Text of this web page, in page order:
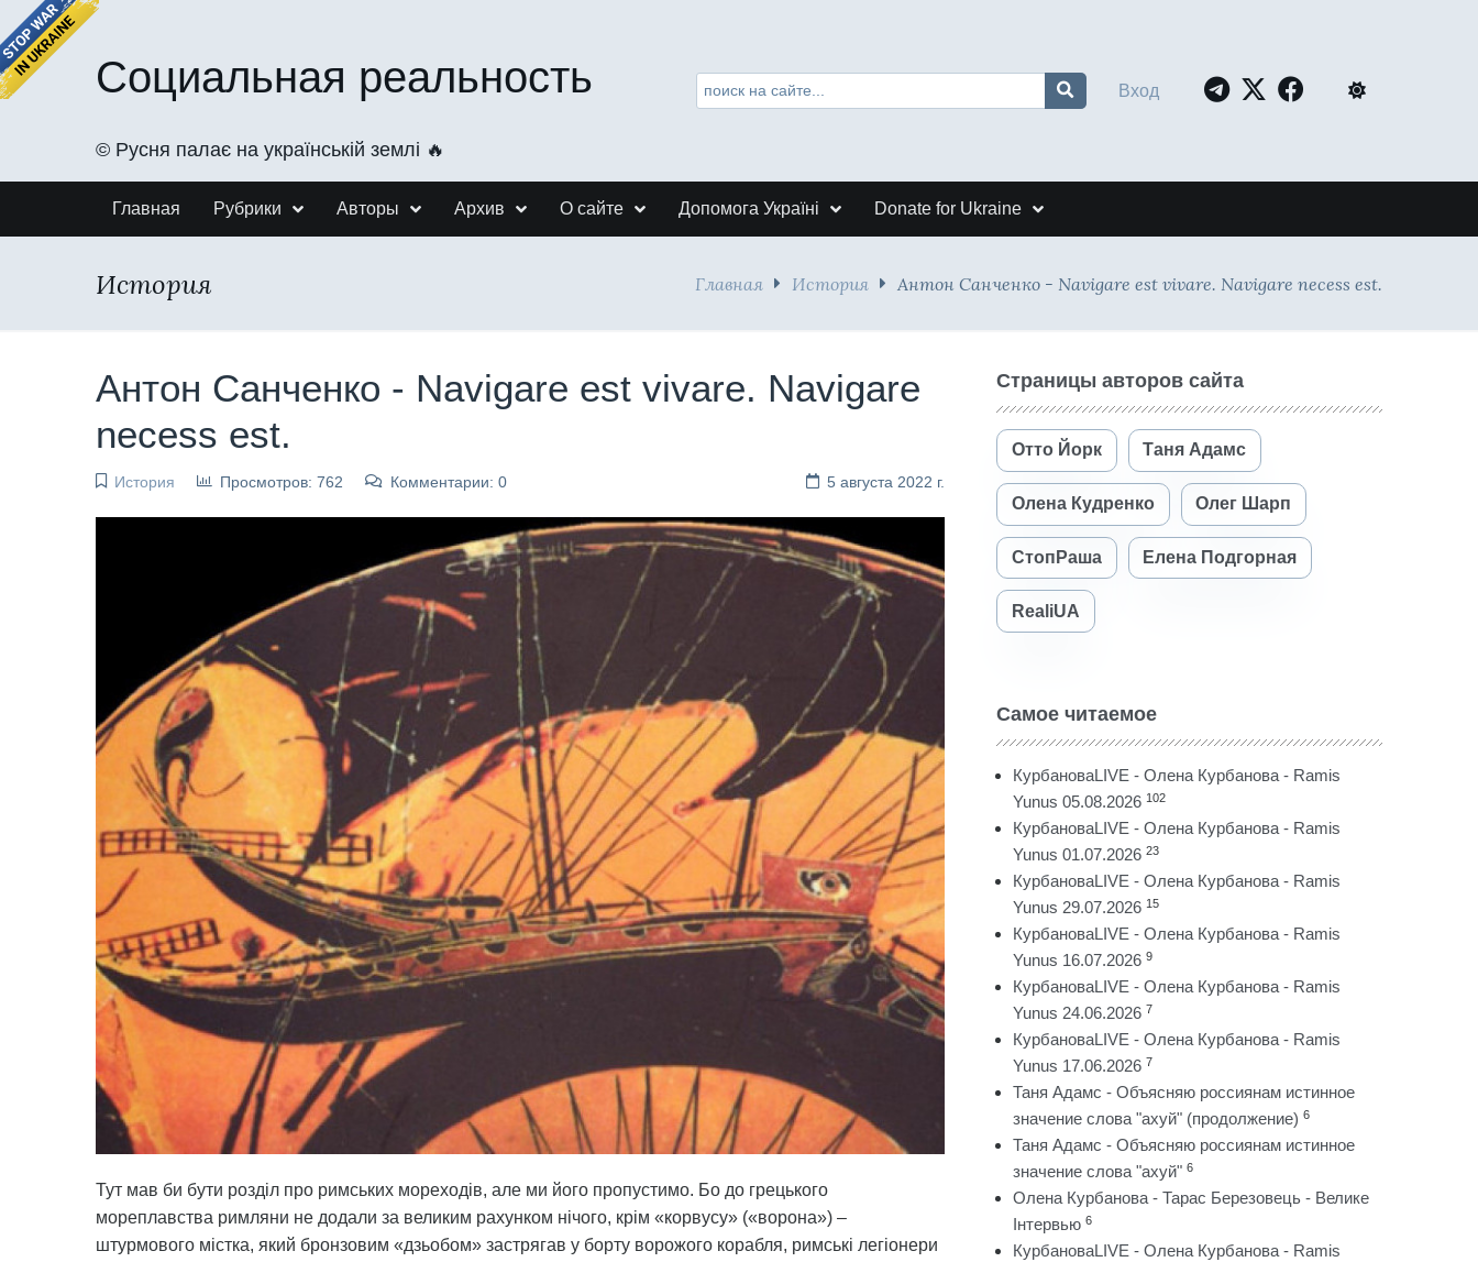
Социальная реальность
©️ Русня палає на українській землі 🔥
Вход
Главная Рубрики Авторы Архив О сайте Допомога Україні Donate for Ukraine
История Главная История Антон Санченко - Navigare est vivare. Navigare necess est.
Антон Санченко - Navigare est vivare. Navigare
necess est.
История Просмотров: 762 Комментарии: 0 5 августа 2022 г.
Тут мав би бути розділ про римських мореходів, але ми його пропустимо. Бо до грецького
мореплавства римляни не додали за великим рахунком нічого, крім «корвусу» («ворона») –
штурмового містка, який бронзовим «дзьобом» застрягав у борту ворожого корабля, римські легіонери
Страницы авторов сайта
Отто Йорк Таня Адамс
Олена Кудренко Олег Шарп
СтопРаша Елена Подгорная
RealiUA
Самое читаемое
КурбановаLIVE - Олена Курбанова - Ramis
Yunus 05.08.2026 102
КурбановаLIVE - Олена Курбанова - Ramis
Yunus 01.07.2026 23
КурбановаLIVE - Олена Курбанова - Ramis
Yunus 29.07.2026 15
КурбановаLIVE - Олена Курбанова - Ramis
Yunus 16.07.2026 9
КурбановаLIVE - Олена Курбанова - Ramis
Yunus 24.06.2026 7
КурбановаLIVE - Олена Курбанова - Ramis
Yunus 17.06.2026 7
Таня Адамс - Объясняю россиянам истинное
значение слова "ахуй" (продолжение) 6
Таня Адамс - Объясняю россиянам истинное
значение слова "ахуй" 6
Олена Курбанова - Тарас Березовець - Велике
Інтервью 6
КурбановаLIVE - Олена Курбанова - Ramis